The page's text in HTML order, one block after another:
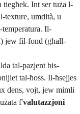
tiegħek. Int ser tuża l-
texture, umdità, u
temperatura. Il-
jew fil-fond (għall-
tal-pazjent bis-
tal-ħoss. Il-ħsejjes
dens, vojt, jew mimli
f'valutazzjoni